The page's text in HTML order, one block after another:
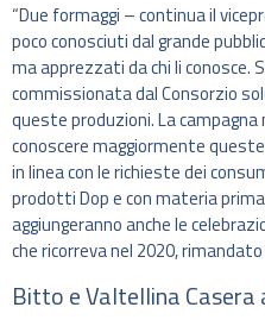
“Due formaggi – continua il
poco conosciuti dal grande
ma apprezzati da chi li conosce.
commissionata dal Consorzio
queste produzioni. La
conoscere maggiormente
in linea con le richieste dei
prodotti Dop e con materia
aggiungeranno anche le
che ricorreva nel 2020, rimandato
Bitto e Valtellina Casera